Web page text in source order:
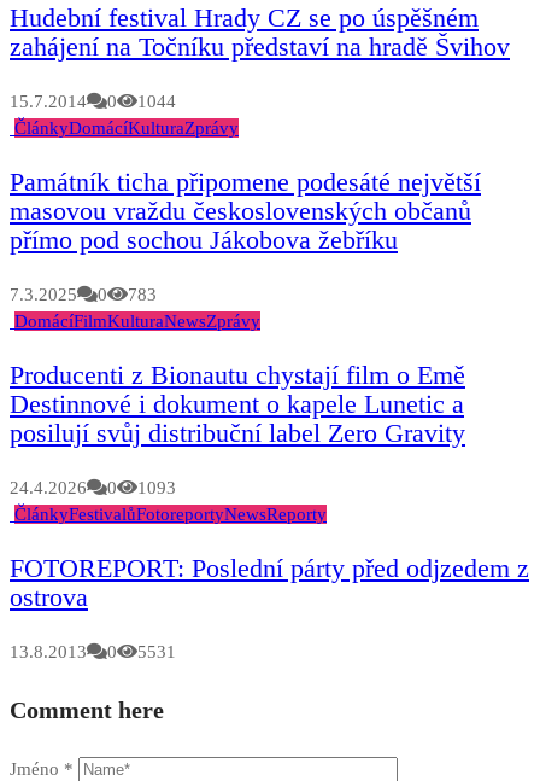
Hudební festival Hrady CZ se po úspěšném
zahájení na Točníku představí na hradě Švihov
15.7.2014 0
1044
ČlánkyDomácíKulturaZprávy
Památník ticha připomene podesáté největší
masovou vraždu československých občanů
přímo pod sochou Jákobova žebříku
7.3.2025 0
783
DomácíFilmKulturaNewsZprávy
Producenti z Bionautu chystají film o Emě
Destinnové i dokument o kapele Lunetic a
posilují svůj distribuční label Zero Gravity
24.4.2026 0
1093
ČlánkyFestivalůFotoreportyNewsReporty
FOTOREPORT: Poslední párty před odjzedem z
ostrova
13.8.2013 0 5531
Comment here
Jméno *